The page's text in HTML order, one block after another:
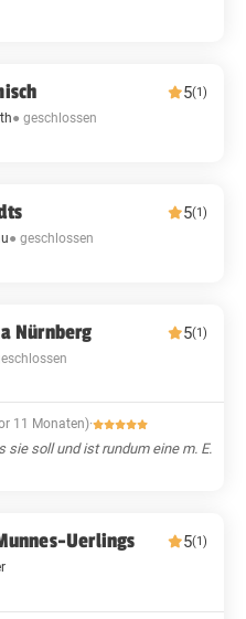
5(1)
● geschlossen
5(1)
● geschlossen
Nürnberg 5(1)
11 Monaten)·
soll und ist rundum eine m. E.
Uerlings 5(1)